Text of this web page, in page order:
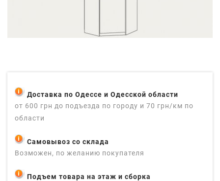
Доставка по Одессе и Одесской области
от 600 грн до подъезда по городу и 70 грн/км по
области
Самовывоз со склада
Возможен, по желанию покупателя
Подъем товара на этаж и сборка